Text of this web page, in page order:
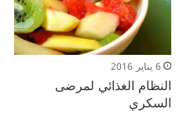
6 يناير 2016
النظام الغذائي لمرضى
السكري